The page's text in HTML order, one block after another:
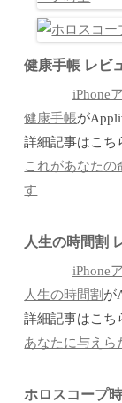
健康手帳 レビ
iPhone
健康手帳が
詳細記事はこち
これがあなたの
す
人生の時間割
iPhone
人生の時間割 が
詳細記事はこち
あなたに与えら
ホロスコープ